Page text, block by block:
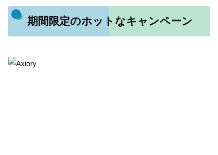
期間限定のホットなキャンペーン